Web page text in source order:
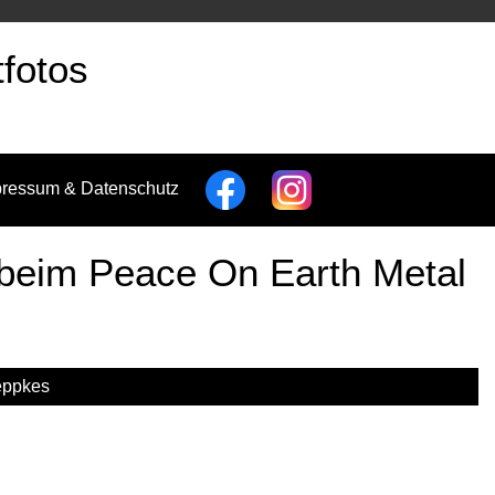
& Datenschutz
Peace On Earth Metal